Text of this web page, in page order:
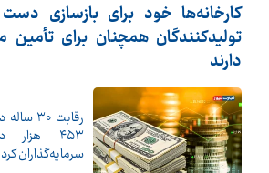
کارخانه‌ها خود برای بازسازی
تولیدکنندگان همچنان برای تأمین
دارند
رقابت
۴۵۳
سرمایه‌گذاران